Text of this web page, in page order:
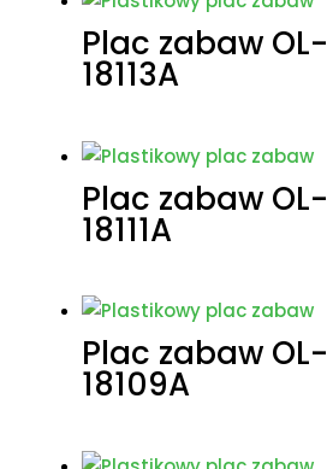
Plac zabaw OL-
18113A
Plac zabaw OL-
18111A
Plac zabaw OL-
18109A